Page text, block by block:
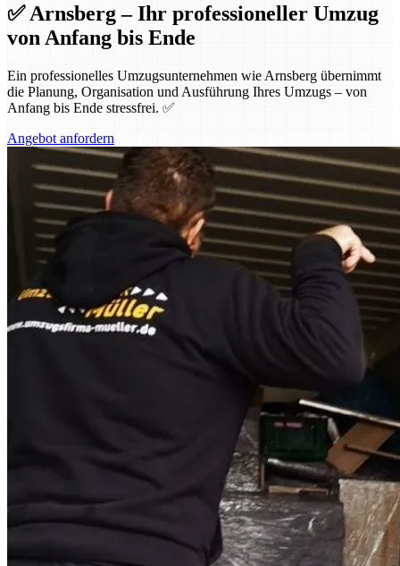
✅ Arnsberg – Ihr professioneller Umzug
von Anfang bis Ende
Ein professionelles Umzugsunternehmen wie Arnsberg übernimmt
die Planung, Organisation und Ausführung Ihres Umzugs – von
Anfang bis Ende stressfrei. ✅
Angebot anfordern